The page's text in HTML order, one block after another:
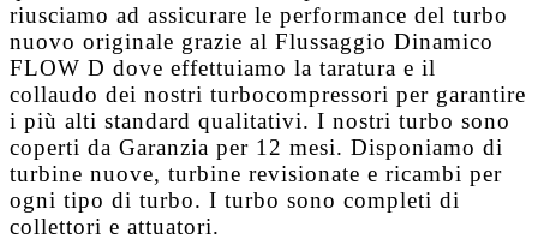
riusciamo ad assicurare le performance del turbo
nuovo originale grazie al Flussaggio Dinamico
FLOW D dove effettuiamo la taratura e il
collaudo dei nostri turbocompressori per garantire
i più alti standard qualitativi. I nostri turbo sono
coperti da Garanzia per 12 mesi. Disponiamo di
turbine nuove, turbine revisionate e ricambi per
ogni tipo di turbo. I turbo sono completi di
collettori e attuatori.